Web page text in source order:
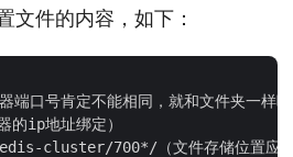
文件的内容，如下：
口号肯定不能相同，就和文件夹一样
ip地址绑定）
700*/（文件存储位置应该不